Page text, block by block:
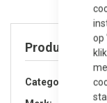
op
Product
Categorie